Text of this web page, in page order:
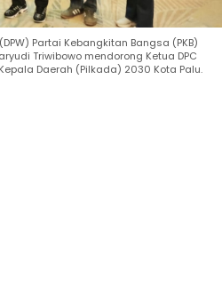
Partai Kebangkitan Bangsa (PKB)
Triwibowo mendorong Ketua DPC
Daerah (Pilkada) 2030 Kota Palu.